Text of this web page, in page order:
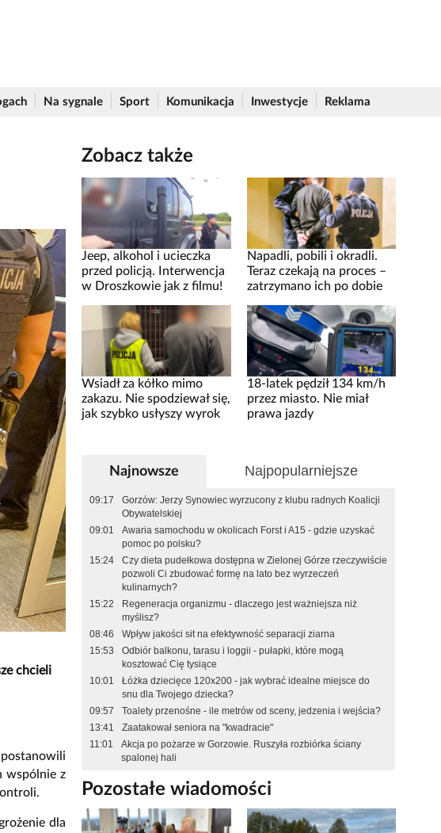
Na sygnale Sport Komunikacja Inwestycje Reklama
chcieli
wspólnie z
dla
Zobacz także
Jeep, alkohol i ucieczka
przed policją. Interwencja
w Droszkowie jak z filmu!
Napadli, pobili i okradli.
Teraz czekają na proces –
zatrzymano ich po dobie
Wsiadł za kółko mimo
zakazu. Nie spodziewał się,
jak szybko usłyszy wyrok
18-latek pędził 134 km/h
przez miasto. Nie miał
prawa jazdy
Najnowsze Najpopularniejsze
09:17
Gorzów: Jerzy Synowiec wyrzucony z klubu radnych Koalicji
Obywatelskiej
09:01
Awaria samochodu w okolicach Forst i A15 - gdzie uzyskać
pomoc po polsku?
15:24
Czy dieta pudełkowa dostępna w Zielonej Górze rzeczywiście
pozwoli Ci zbudować formę na lato bez wyrzeczeń
kulinarnych?
15:22
Regeneracja organizmu - dlaczego jest ważniejsza niż
myślisz?
08:46
Wpływ jakości sit na efektywność separacji ziarna
15:53
Odbiór balkonu, tarasu i loggii - pułapki, które mogą
kosztować Cię tysiące
10:01
Łóżka dziecięce 120x200 - jak wybrać idealne miejsce do
snu dla Twojego dziecka?
09:57
Toalety przenośne - ile metrów od sceny, jedzenia i wejścia?
13:41
Zaatakował seniora na "kwadracie"
11:01
Akcja po pożarze w Gorzowie. Ruszyła rozbiórka ściany
spalonej hali
Pozostałe wiadomości